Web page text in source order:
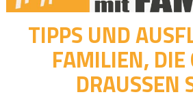
TIPPS UND
FAMILIEN, DIE
DRAUSSEN